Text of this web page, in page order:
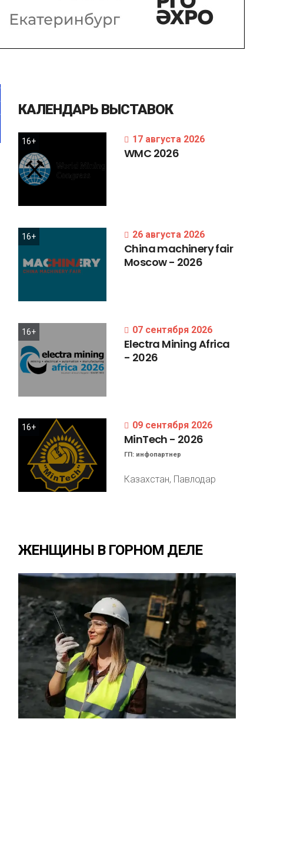
КАЛЕНДАРЬ ВЫСТАВОК
16+ 17 августа 2026
WMC 2026
16+ 26 августа 2026
Chinamachineryfair
Moscow- 2026
16+ 07 сентября 2026
Electra MiningAfrica
- 2026
16+ 09 сентября 2026
MinTech - 2026
ГП: инфопартнер
Казахстан, Павлодар
ЖЕНЩИНЫ В ГОРНОМ ДЕЛЕ